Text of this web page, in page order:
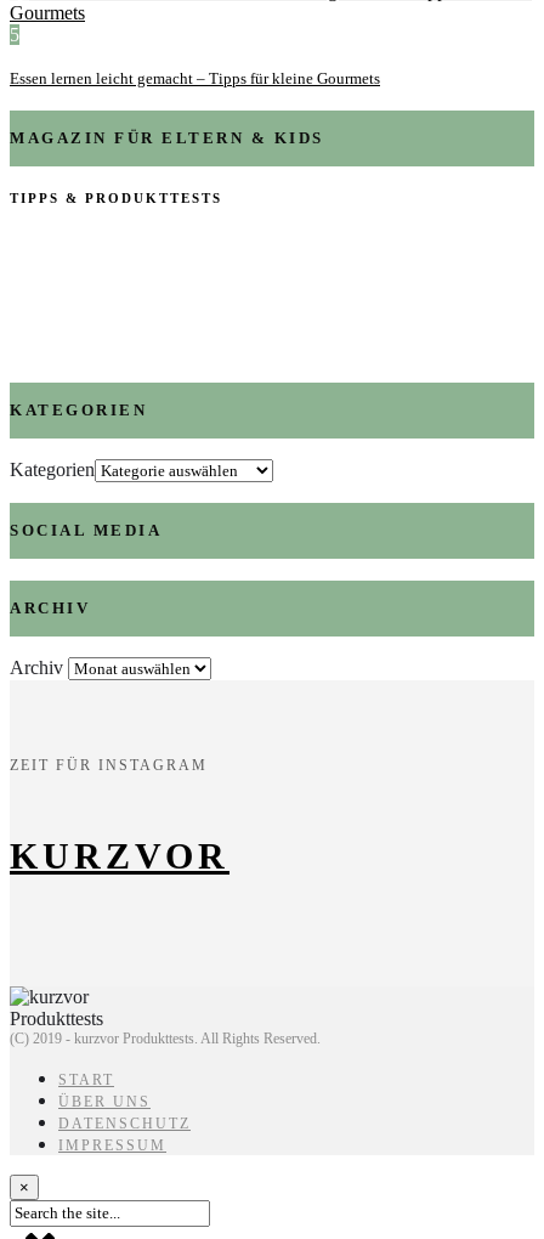
5
Essen lernen leicht gemacht – Tipps für kleine Gourmets
MAGAZIN FÜR ELTERN & KIDS
TIPPS & PRODUKTTESTS
KATEGORIEN
Kategorien
SOCIAL MEDIA
ARCHIV
Archiv
ZEIT FÜR INSTAGRAM
KURZVOR
(C) 2019 - kurzvor Produkttests. All Rights Reserved.
START
ÜBER UNS
DATENSCHUTZ
IMPRESSUM
×